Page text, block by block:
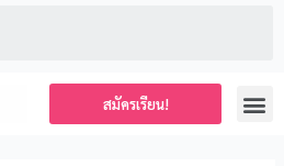
สมัครเรียน!